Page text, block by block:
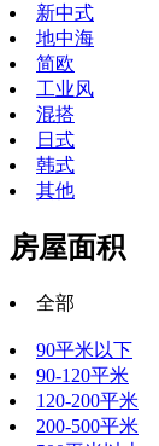
新中式
地中海
简欧
工业风
混搭
日式
韩式
其他
房屋面积
全部
90平米以下
90-120平米
120-200平米
200-500平米